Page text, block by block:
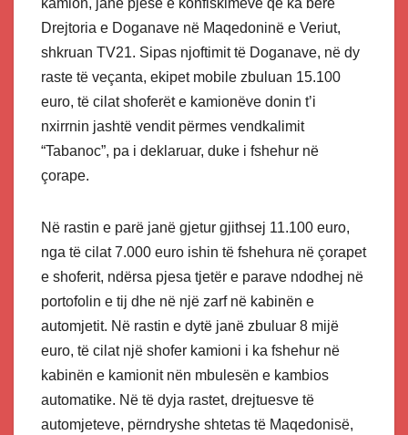
kamion, janë pjesë e konfiskimeve që ka bërë
Drejtoria e Doganave në Maqedoninë e Veriut,
shkruan TV21. Sipas njoftimit të Doganave, në dy
raste të veçanta, ekipet mobile zbuluan 15.100
euro, të cilat shoferët e kamionëve donin t’i
nxirrnin jashtë vendit përmes vendkalimit
“Tabanoc”, pa i deklaruar, duke i fshehur në
çorape.
Në rastin e parë janë gjetur gjithsej 11.100 euro,
nga të cilat 7.000 euro ishin të fshehura në çorapet
e shoferit, ndërsa pjesa tjetër e parave ndodhej në
portofolin e tij dhe në një zarf në kabinën e
automjetit. Në rastin e dytë janë zbuluar 8 mijë
euro, të cilat një shofer kamioni i ka fshehur në
kabinën e kamionit nën mbulesën e kambios
automatike. Në të dyja rastet, drejtuesve të
automjeteve, përndryshe shtetas të Maqedonisë,